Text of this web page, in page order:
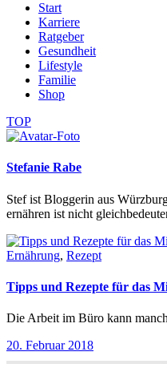
Start
Karriere
Ratgeber
Gesundheit
Lifestyle
Familie
Shop
TOP
Stefanie Rabe
Stef ist Bloggerin aus
ernähren ist nicht
Ernährung, Rezept
Tipps und Rezepte für das
Die Arbeit im Büro kann
20. Februar 2018